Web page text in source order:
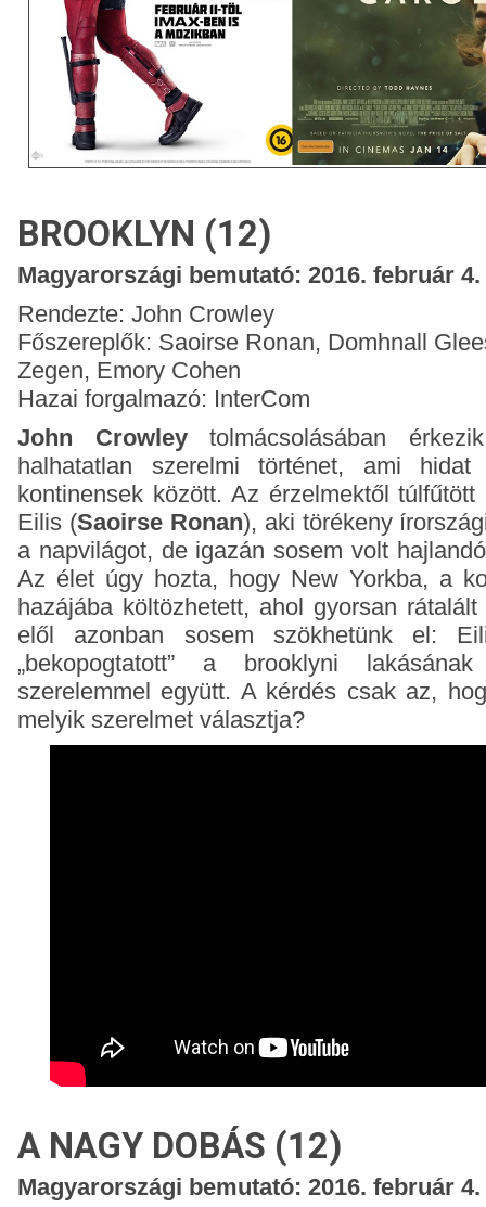
BROOKLYN (12)
Magyarországi bemutató: 2016. február 4.
Rendezte: John Crowley
Főszereplők: Saoirse Ronan, Domhnall
Zegen, Emory Cohen
Hazai forgalmazó: InterCom
John Crowleytolmácsolásában
halhatatlan szerelmi történet, ami
kontinensek között. Az érzelmektől
Eilis (Saoirse Ronan), aki törékeny
a napvilágot, de igazán sosem volt
Az élet úgy hozta, hogy New Yorkba, a
hazájába költözhetett, ahol gyorsan
elől azonban sosem szökhetünk el:
„bekopogtatott” a brooklyni
szerelemmel együtt. A kérdés csak az,
melyik szerelmet választja?
A NAGY DOBÁS (12)
Magyarországi bemutató: 2016. február 4.